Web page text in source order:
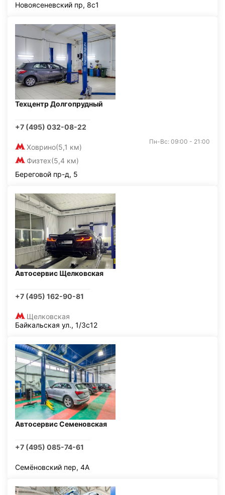
Новоясеневский пр, 8с1
Техцентр Долгопрудный
+7 (495) 032-08-22
Ховрино(5,1 км)
Физтех(5,4 км)
Пн-Вс: 09:00 - 21:00
Береговой пр-д, 5
Автосервис Щелковская
+7 (495) 162-90-81
Щелковская
Байкальская ул., 1/3с12
Автосервис Семеновская
+7 (495) 085-74-61
Семёновский пер, 4А